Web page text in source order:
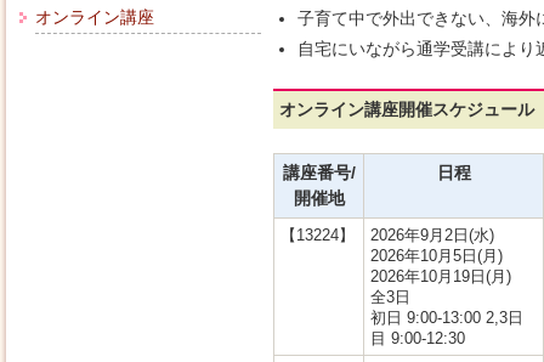
オンライン講座
子育て中で外出できない、海
自宅にいながら通学受講によ
オンライン講座開催スケジュール
講座番号/
開催地
日程
【13224】
2026年9月2日(水)
2026年10月5日(月)
2026年10月19日(月)
全3日
初日 9:00-13:00 2,3日
目 9:00-12:30